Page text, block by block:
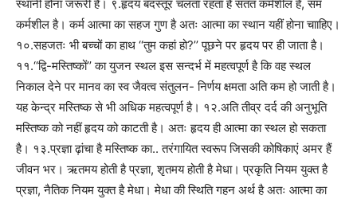
स्थानी होना जरूरी है। ९.हृदय बदस्तूर चलता रहता है सतत कर्मशील है, सम
कर्मशील है। कर्म आत्मा का सहज गुण है अतः आत्मा का स्थान यहीं होना चााहिए।
१०.सहजतः भी बच्चों का हाथ ‘‘तुम कहां हो?’’ पूछने पर हृदय पर ही जाता है।
११.‘‘द्वि-मस्तिष्कों’’ का युजन स्थल इस सन्दर्भ में महत्वपूर्ण है कि वह स्थल
निकाल देने पर मानव का स्व जैवत्व संतुलन- निर्णय क्षमता अति कम हो जाती है।
यह केन्द्र मस्तिष्क से भी अधिक महत्वपूर्ण है। १२.अति तीव्र दर्द की अनुभूति
मस्तिष्क को नहीं हृदय को काटती है। अतः हृदय ही आत्मा का स्थल हो सकता
है। १३.प्रज्ञा ढ़ांचा है मस्तिष्क का.. तरंगायित स्वरूप जिसकी कोषिकाएं अमर हैं
जीवन भर। ऋतमय होती है प्रज्ञा, शृतमय होती है मेधा। प्रकृति नियम युक्त है
प्रज्ञा, नैतिक नियम युक्त है मेधा। मेधा की स्थिति गहन अर्थ है अतः आत्मा का